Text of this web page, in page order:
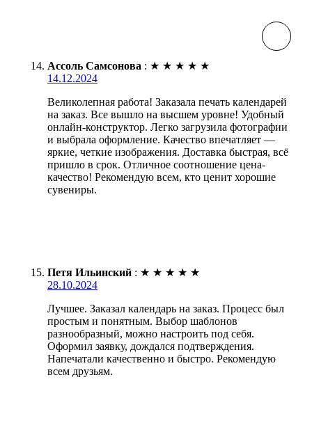
Ассоль Самсонова : ★ ★ ★ ★ ★
14.12.2024
Великолепная работа! Заказала печать календарей
на заказ. Все вышло на высшем уровне! Удобный
онлайн-конструктор. Легко загрузила фотографии
и выбрала оформление. Качество впечатляет —
яркие, четкие изображения. Доставка быстрая, всё
пришло в срок. Отличное соотношение цена-
качество! Рекомендую всем, кто ценит хорошие
сувениры.
Петя Ильинский : ★ ★ ★ ★ ★
28.10.2024
Лучшее. Заказал календарь на заказ. Процесс был
простым и понятным. Выбор шаблонов
разнообразный, можно настроить под себя.
Оформил заявку, дождался подтверждения.
Напечатали качественно и быстро. Рекомендую
всем друзьям.